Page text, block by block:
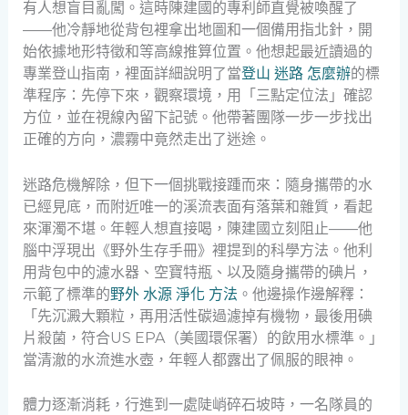
有人想盲目亂闖。這時陳建國的專利師直覺被喚醒了
——他冷靜地從背包裡拿出地圖和一個備用指北針，開
始依據地形特徵和等高線推算位置。他想起最近讀過的
專業登山指南，裡面詳細說明了當登山 迷路 怎麼辦的標
準程序：先停下來，觀察環境，用「三點定位法」確認
方位，並在視線內留下記號。他帶著團隊一步一步找出
正確的方向，濃霧中竟然走出了迷途。
迷路危機解除，但下一個挑戰接踵而來：隨身攜帶的水
已經見底，而附近唯一的溪流表面有落葉和雜質，看起
來渾濁不堪。年輕人想直接喝，陳建國立刻阻止——他
腦中浮現出《野外生存手冊》裡提到的科學方法。他利
用背包中的濾水器、空寶特瓶、以及隨身攜帶的碘片，
示範了標準的野外 水源 淨化 方法 。他邊操作邊解釋：
「先沉澱大顆粒，再用活性碳過濾掉有機物，最後用碘
片殺菌，符合US EPA（美國環保署）的飲用水標準。」
當清澈的水流進水壺，年輕人都露出了佩服的眼神。
體力逐漸消耗，行進到一處陡峭碎石坡時，一名隊員的